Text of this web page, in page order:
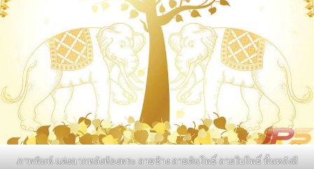
ภาพพิมพ์ แต่งฉากหลังห้องพระ ลายช้าง ลายต้นโพธิ์ ลายใบโพธิ์ พื้นหลังสี